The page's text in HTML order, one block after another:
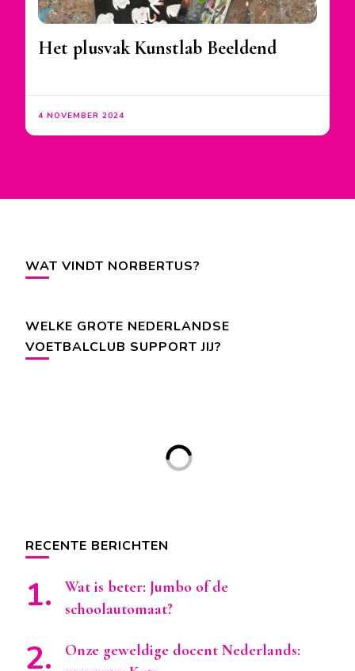
Het plusvak Kunstlab Beeldend
4 NOVEMBER 2024
WAT VINDT NORBERTUS?
WELKE GROTE NEDERLANDSE
VOETBALCLUB SUPPORT JIJ?
RECENTE BERICHTEN
Wat is beter: Jumbo of de
schoolautomaat?
Onze geweldige docent Nederlands: